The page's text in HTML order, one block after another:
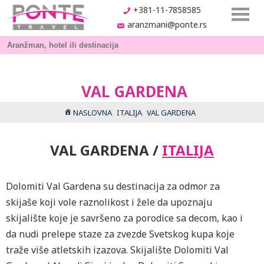
+381-11-7858585
aranzmani@ponte.rs
VAL GARDENA
NASLOVNA ITALIJA VAL GARDENA
VAL GARDENA / ITALIJA
Dolomiti Val Gardena su destinacija za odmor za
skijaše koji vole raznolikost i žele da upoznaju
skijalište koje je savršeno za porodice sa decom, kao i
da nudi prelepe staze za zvezde Svetskog kupa koje
traže više atletskih izazova. Skijalište Dolomiti Val